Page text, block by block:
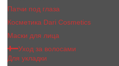
Патчи под глаза
Косметика Dari Cosmetics
Маски для лица
Уход за волосами
Для укладки